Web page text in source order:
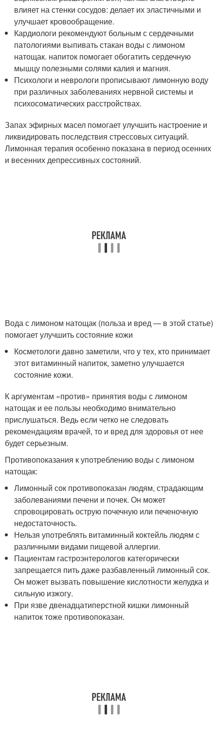
влияет на стенки сосудов: делает их эластичными и
улучшает кровообращение.
Кардиологи рекомендуют больным с сердечными
патологиями выпивать стакан воды с лимоном
натощак. напиток помогает обогатить сердечную
мышцу полезными солями калия и магния.
Психологи и неврологи прописывают лимонную воду
при различных заболеваниях нервной системы и
психосоматических расстройствах.
Запах эфирных масел помогает улучшить настроение и
ликвидировать последствия стрессовых ситуаций.
Лимонная терапия особенно показана в период осенних
и весенних депрессивных состояний.
Вода с лимоном натощак (польза и вред — в этой статье)
помогает улучшить состояние кожи
Косметологи давно заметили, что у тех, кто принимает
этот витаминный напиток, заметно улучшается
состояние кожи.
К аргументам «против» принятия воды с лимоном
натощак и ее пользы необходимо внимательно
прислушаться. Ведь если четко не следовать
рекомендациям врачей, то и вред для здоровья от нее
будет серьезным.
Противопоказания к употреблению воды с лимоном
натощак:
Лимонный сок противопоказан людям, страдающим
заболеваниями печени и почек. Он может
спровоцировать острую почечную или печеночную
недостаточность.
Нельзя употреблять витаминный коктейль людям с
различными видами пищевой аллергии.
Пациентам гастроэнтерологов категорически
запрещается пить даже разбавленный лимонный сок.
Он может вызвать повышение кислотности желудка и
сильную изжогу.
При язве двенадцатиперстной кишки лимонный
напиток тоже противопоказан.